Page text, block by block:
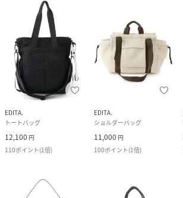
EDITA.
トートバッグ
12,100 円
110ポイント(1倍)
EDITA.
ショルダーバッグ
11,000 円
100ポイント(1倍)